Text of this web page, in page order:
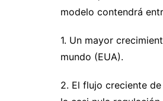
modelo contendrá
1. Un mayor
mundo (EUA).
2. El flujo creciente